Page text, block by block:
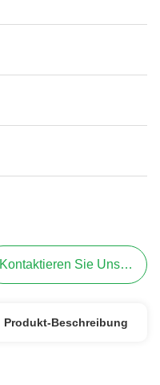
Kontaktieren Sie Uns Jetzt
Produkt-Beschreibung